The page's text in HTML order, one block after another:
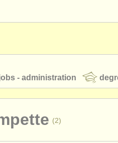
- administration
(2)